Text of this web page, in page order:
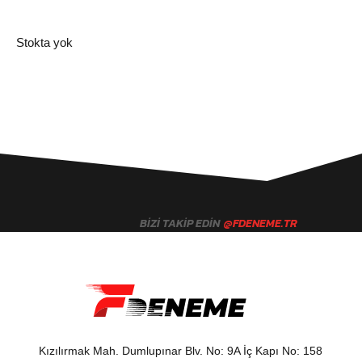
Stokta yok
BIZI TAKIP EDIN @FDENEME.TR
Kızılırmak Mah. Dumlupınar Blv. No: 9A İç Kapı No: 158